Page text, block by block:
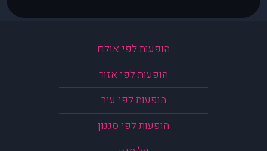
הופעות לפי אולם
הופעות לפי אזור
הופעות לפי עיר
הופעות לפי סגנון